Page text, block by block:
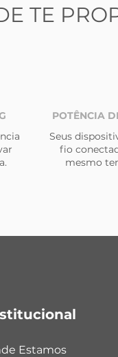
TE
POTÊNCIA
Seus
fio
mesmo
Estamos